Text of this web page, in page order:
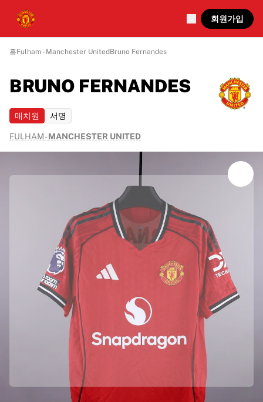
회원가입
홈Fulham - Manchester UnitedBruno Fernandes
BRUNO FERNANDES
매치원 서명
FULHAM-MANCHESTER UNITED